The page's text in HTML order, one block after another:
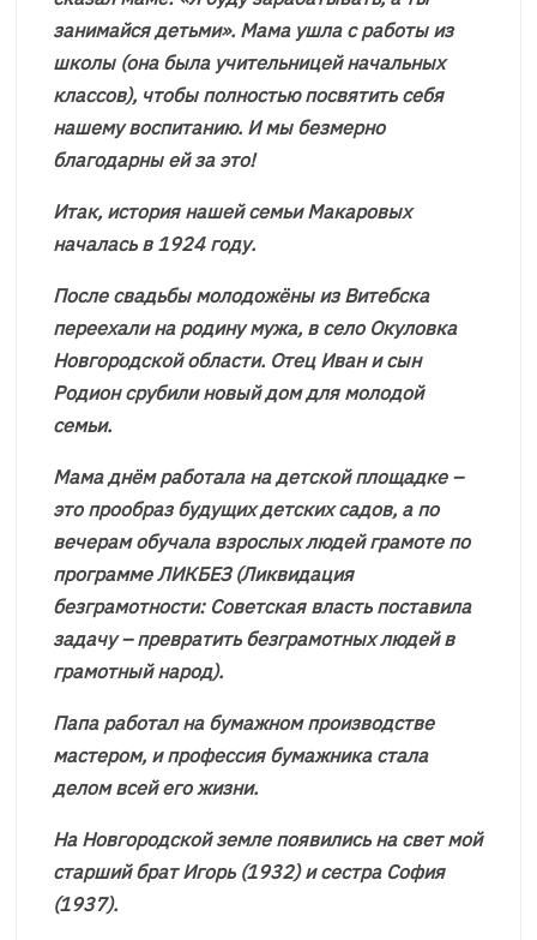
занимайся детьми». Мама ушла с работы из
школы (она была учительницей начальных
классов), чтобы полностью посвятить себя
нашему воспитанию. И мы безмерно
благодарны ей за это!
Итак, история нашей семьи Макаровых
началась в 1924 году.
После свадьбы молодожёны из Витебска
переехали на родину мужа, в село Окуловка
Новгородской области. Отец Иван и сын
Родион срубили новый дом для молодой
семьи.
Мама днём работала на детской площадке –
это прообраз будущих детских садов, а по
вечерам обучала взрослых людей грамоте по
программе ЛИКБЕЗ (Ликвидация
безграмотности: Советская власть поставила
задачу – превратить безграмотных людей в
грамотный народ).
Папа работал на бумажном производстве
мастером, и профессия бумажника стала
делом всей его жизни.
На Новгородской земле появились на свет мой
старший брат Игорь (1932) и сестра София
(1937).